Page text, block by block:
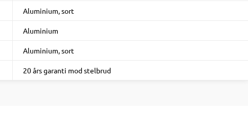
Aluminium, sort
Aluminium
Aluminium, sort
20 års garanti mod stelbrud